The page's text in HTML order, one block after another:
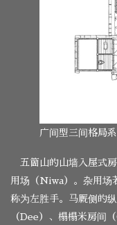
五箇山的山墙入屋式
用场（Niwa）。杂用场
称为左胜手。马厩侧的
（Dee）、榻榻米房间
广间型三间格局系